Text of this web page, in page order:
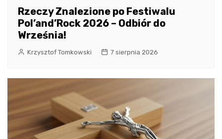
Rzeczy Znalezione po Festiwalu
Pol’and’Rock 2026 – Odbiór do
Września!
Krzysztof Tomkowski 7 sierpnia 2026